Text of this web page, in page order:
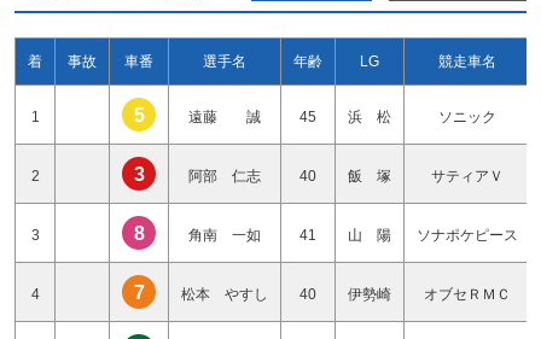
着 事故 車番 選手名 年齢 LG 競走車名
1 5 遠藤 誠 45 浜 松 ソニック
2 3 阿部 仁志 40 飯 塚 サティアＶ
3 8 角南 一如 41 山 陽 ソナポケピース
4 7 松本 やすし 40 伊勢崎 オブセＲＭＣ